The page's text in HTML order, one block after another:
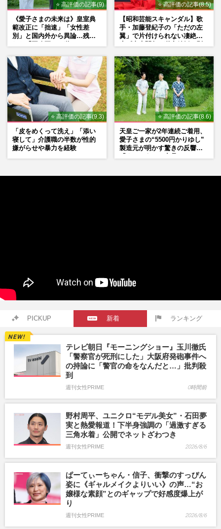
⭐ 高評価の記事(9)
《愛子さまの未来は》皇室典
範改正に「拙速」「女性差
別」と国内外から異論…残さ
⭐ 高評価の記事(8.5)
【昭和芸能スキャンダル】歌
手・加藤登紀子の「ただの左
翼」で片付けられない凄絶半
⭐ 高評価の記事(9.3)
「皮をめくって洗え」「添い
寝して」介護職の半数が性的
嫌がらせや暴力を経験
⭐ 高評価の記事(8.6)
天皇ご一家が2年連続ご着用、
愛子さまの“5500円かりゆし”
製造元が明かす驚きの反響
PICKUP 新着 ランキング
テレビ朝日『モーニングショー』玉川徹氏
「警察官が死刑にした」大阪府発砲事件へ
の持論に「警官の命をなんだと…」批判殺
到
週刊女性PRIME 0時間前
野村周平、ユニクロ“モデル美女”・石田夢
実と熱愛報道！下半身強調の「過激すぎる
三角水着」公開でネットざわつき
週刊女性PRIME 2026/8/6
ぱーてぃーちゃん・信子、衝撃のすっぴん
姿に《ギャルメイクよりいい》の声…“お
嬢様な素顔”とのギャップで好感度爆上が
り
週刊女性PRIME 2026/8/6